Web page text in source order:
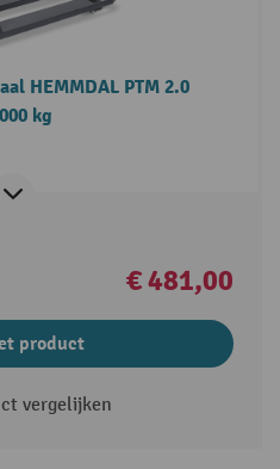
HEMMDAL PTM 2.0
kg
€ 481,00
product
vergelijken